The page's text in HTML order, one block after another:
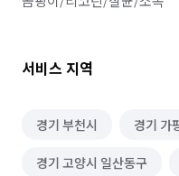
서비스 지역
경기 부천시 경기 가
경기 고양시 일산동구